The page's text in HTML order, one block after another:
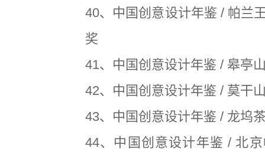
40、中国创意设计年鉴 / 帕兰
奖
41、中国创意设计年鉴 / 皋亭
42、中国创意设计年鉴 / 莫干
43、中国创意设计年鉴 / 龙坞
44、中国创意设计年鉴 / 北